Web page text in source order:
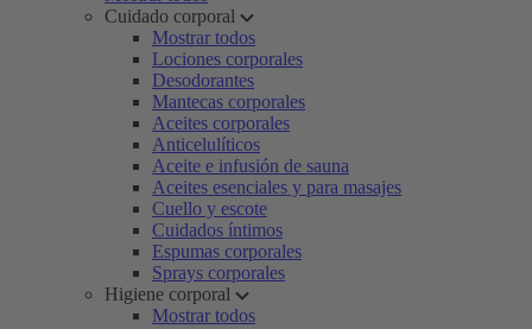
Cuidado corporal
Mostrar todos
Lociones corporales
Desodorantes
Mantecas corporales
Aceites corporales
Anticelulíticos
Aceite e infusión de sauna
Aceites esenciales y para masajes
Cuello y escote
Cuidados íntimos
Espumas corporales
Sprays corporales
Higiene corporal
Mostrar todos